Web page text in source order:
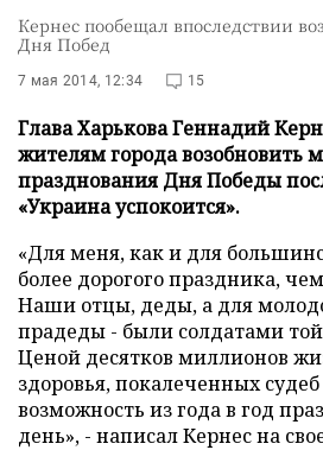
Кернес пообещал впоследствии
Дня Побед
7 мая 2014, 12:34 15
Глава Харькова Геннадий
жителям города возобновить
празднования Дня Победы
«Украина успокоится».
«Для меня, как и для
более дорогого праздника,
Наши отцы, деды, а для
прадеды - были солдатами
Ценой десятков миллионов
здоровья, покалеченных
возможность из года в год
день», - написал Кернес на